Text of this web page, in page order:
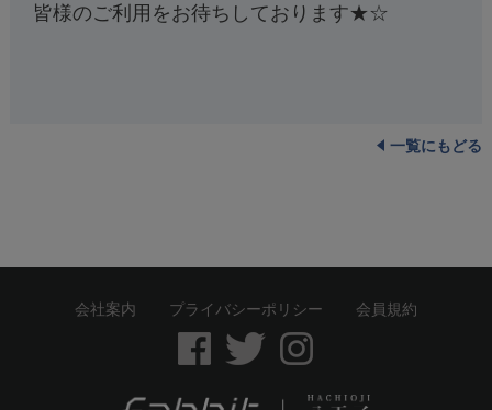
皆様のご利用をお待ちしております★☆
一覧にもどる
会社案内 プライバシーポリシー 会員規約